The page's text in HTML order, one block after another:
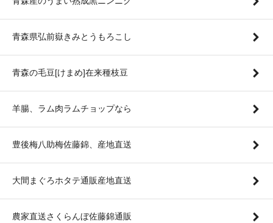
青森県弘前嶽きみとうもろこし
青森の毛豆[けまめ]在来種枝豆
羊腸、ラム肉ラムチョップなら
豊後梅八助梅佐藤錦、産地直送
大間まぐろホタテ通販産地直送
農家直送さくらんぼ佐藤錦通販